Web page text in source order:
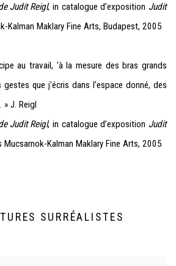
Judit Reigl, in catalogue d’exposition Judit
Kalman Maklary Fine Arts, Budapest, 2005
au travail, 'à la mesure des bras grands
que j'écris dans l'espace donné, des
J. Reigl
Judit Reigl, in catalogue d’exposition Judit
Kalman Maklary Fine Arts, 2005
SURRÉALISTES